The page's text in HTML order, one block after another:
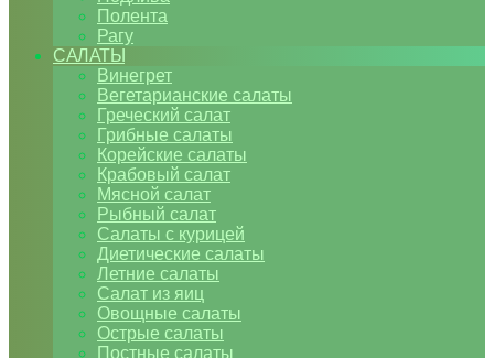
Полента
Рагу
САЛАТЫ
Винегрет
Вегетарианские салаты
Греческий салат
Грибные салаты
Корейские салаты
Крабовый салат
Мясной салат
Рыбный салат
Салаты с курицей
Диетические салаты
Летние салаты
Салат из яиц
Овощные салаты
Острые салаты
Постные салаты